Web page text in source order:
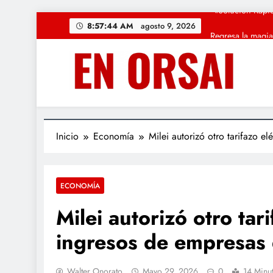
8:57:45 AM agosto 9, 2026
CUARTO
Inicio Economía Milei autorizó otro tarifazo
ECONOMÍA
Milei autorizó otro
ingresos de